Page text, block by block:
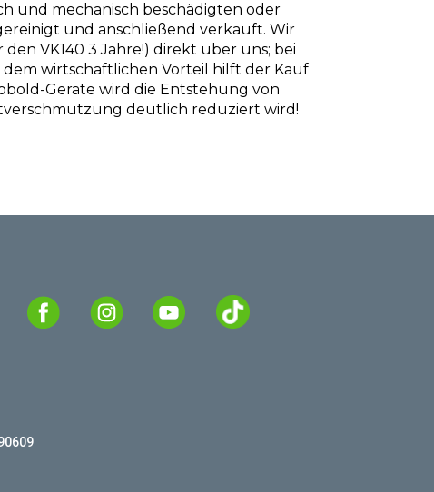
und mechanisch beschädigten oder
und anschließend verkauft. Wir
VK140 3 Jahre!) direkt über uns; bei
wirtschaftlichen Vorteil hilft der Kauf
Geräte wird die Entstehung von
deutlich reduziert wird!